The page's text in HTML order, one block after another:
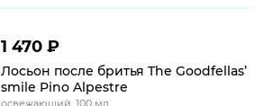
1 470 ₽
Лосьон после бритья The Goodfellas’
smile Pino Alpestre
освежающий, 100 мл